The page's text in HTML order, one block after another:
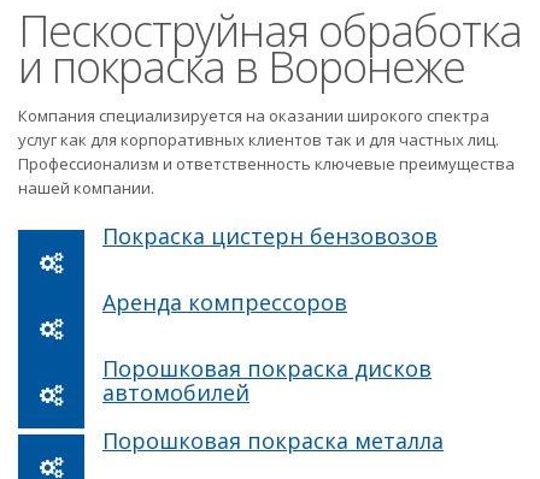
Пескоструйная обработка
и покраска в Воронеже
Компания специализируется на оказании широкого спектра
услуг как для корпоративных клиентов так и для частных лиц.
Профессионализм и ответственность ключевые преимущества
нашей компании.
Покраска цистерн бензовозов
Аренда компрессоров
Порошковая покраска дисков
автомобилей
Порошковая покраска металла